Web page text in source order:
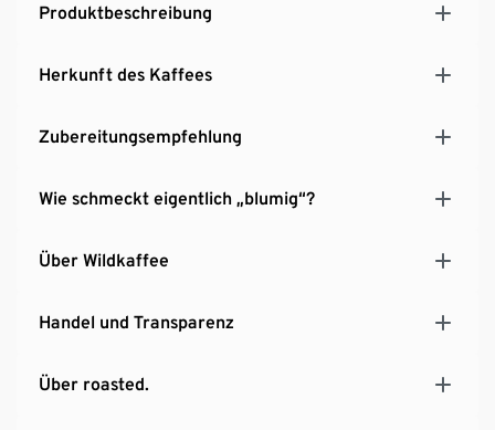
Produktbeschreibung
Herkunft des Kaffees
Zubereitungsempfehlung
Wie schmeckt eigentlich „blumig“?
Über Wildkaffee
Handel und Transparenz
Über roasted.